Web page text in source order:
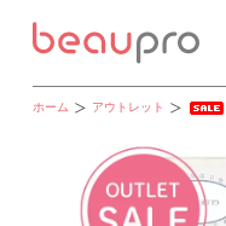
ホーム アウトレット